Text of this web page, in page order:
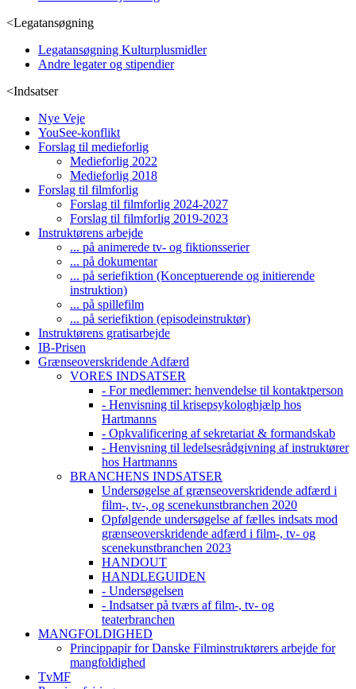
<Legatansøgning
Legatansøgning Kulturplusmidler
Andre legater og stipendier
<Indsatser
Nye Veje
YouSee-konflikt
Forslag til medieforlig
Medieforlig 2022
Medieforlig 2018
Forslag til filmforlig
Forslag til filmforlig 2024-2027
Forslag til filmforlig 2019-2023
Instruktørens arbejde
... på animerede tv- og fiktionsserier
... på dokumentar
... på seriefiktion (Konceptuerende og initierende
instruktion)
... på spillefilm
... på seriefiktion (episodeinstruktør)
Instruktørens gratisarbejde
IB-Prisen
Grænseoverskridende Adfærd
VORES INDSATSER
- For medlemmer: henvendelse til kontaktperson
- Henvisning til krisepsykologhjælp hos
Hartmanns
- Opkvalificering af sekretariat & formandskab
- Henvisning til ledelsesrådgivning af instruktører
hos Hartmanns
BRANCHENS INDSATSER
Undersøgelse af grænseoverskridende adfærd i
film-, tv-, og scenekunstbranchen 2020
Opfølgende undersøgelse af fælles indsats mod
grænseoverskridende adfærd i film-, tv- og
scenekunstbranchen 2023
HANDOUT
HANDLEGUIDEN
- Undersøgelsen
- Indsatser på tværs af film-, tv- og
teaterbranchen
MANGFOLDIGHED
Princippapir for Danske Filminstruktørers arbejde for
mangfoldighed
TvMF